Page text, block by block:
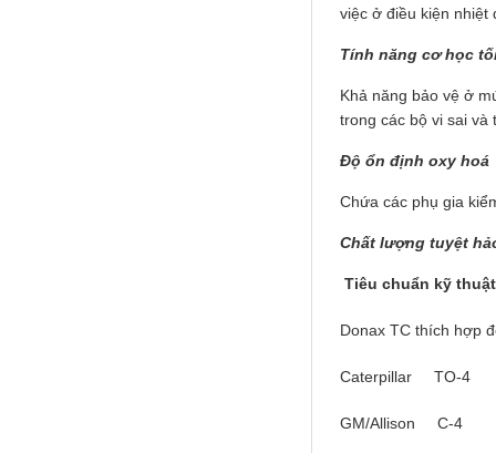
việc ở điều kiện nhiệt
Tính năng cơ học
Khả năng bảo vệ ở
trong các bộ vi sai và
Độ ổn định oxy hoá
Chứa các phụ gia
Chất lượng tuyệt
Tiêu chuẩn kỹ thuật
Donax TC thích hợp
Caterpillar TO-4
GM/Allison C-4